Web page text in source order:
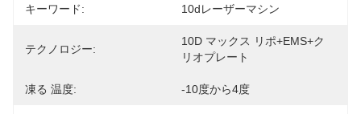
キーワード: 10dレーザーマシン
テクノロジー:
10D マックス リポ+EMS+ク
リオプレート
凍る 温度: -10度から4度